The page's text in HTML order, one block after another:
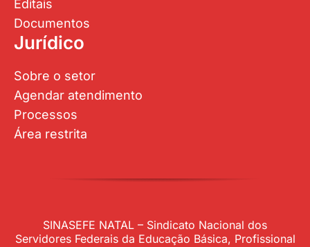
Editais
Documentos
Jurídico
Sobre o setor
Agendar atendimento
Processos
Área restrita
SINASEFE NATAL – Sindicato Nacional dos
Servidores Federais da Educação Básica, Profissional